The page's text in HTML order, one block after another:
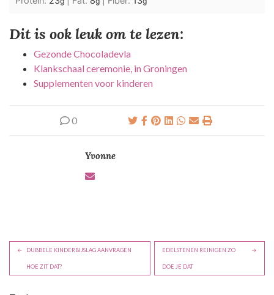
Dit is ook leuk om te lezen:
Gezonde Chocoladevla
Klankschaal ceremonie, in Groningen
Supplementen voor kinderen
0
Yvonne
B
DUBBELE KINDERBIJSLAG AANVRAGEN
HOE ZIT DAT?
EDELSTENEN REINIGEN ZO
DOE JE DAT